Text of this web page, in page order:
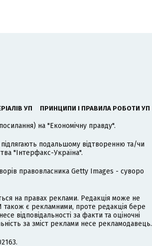
УП ПРИНЦИПИ І ПРАВИЛА РОБОТИ УП
на "Економічну правду".
подальшому відтворенню та/чи
"Інтерфакс-Україна".
правовласника Getty Images - суворо
на правах реклами. Редакція може не
є рекламними, проте редакція бере
відповідальності за факти та оціночні
за зміст реклами несе рекламодавець.